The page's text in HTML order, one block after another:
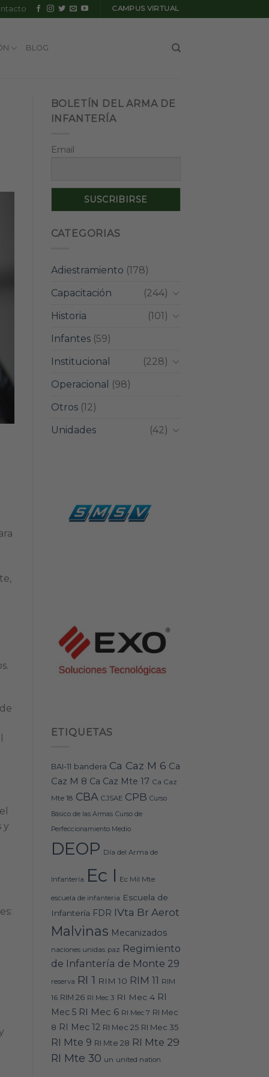
CAMPUS VIRTUAL
BLOG
y
BOLETÍN DEL ARMA DE
INFANTERÍA
Email
CATEGORIAS
Adiestramiento (178)
Capacitación
(244)
Historia
(101)
Infantes(59)
Institucional
(228)
Operacional
(98)
Otros(12)
Unidades
(42)
ETIQUETAS
BAI-11 bandera Ca Caz M 6 Ca
Caz M 8 Ca Caz Mte 17 Ca Caz
Mte 18 CBA CJSAE CPB Curso
Básico de las Armas Curso de
Perfeccionamiento Medio
DEOP Día del Arma de
Infantería Ec I Ec Mil Mte
escuela de infanteria Escuela de
Infantería FDR IVta Br Aerot
Malvinas Mecanizados
naciones unidas paz Regimiento
de Infantería de Monte 29
reserva RI 1 RIM 10 RIM 11 RIM
16 RIM 26 RI Mec 3 RI Mec 4 RI
Mec 5 RI Mec 6 RI Mec 7 RI Mec
8 RI Mec 12 RI Mec 25 RI Mec 35
RI Mte 9 RI Mte 28 RI Mte 29
RI Mte 30 un united nation